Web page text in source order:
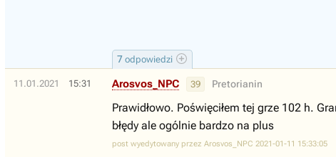
7 odpowiedzi
11.01.2021 15:31 Arosvos_NPC 39 Pretorianin
Prawidłowo. Poświęciłem tej grze 102 h.
błędy ale ogólnie bardzo na plus
post wyedytowany przez Arosvos_NPC 2021-01-11 15:33:05